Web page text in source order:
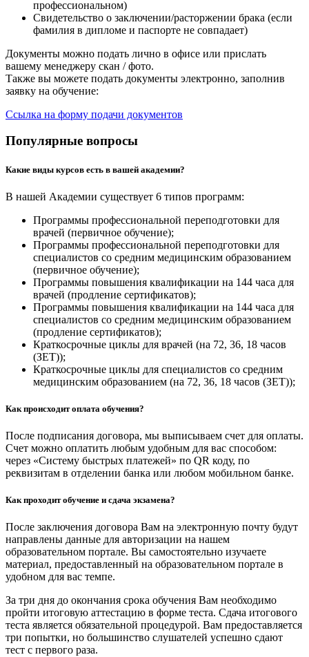
профессиональном)
Свидетельство о заключении/расторжении брака (если
фамилия в дипломе и паспорте не совпадает)
Документы можно подать лично в офисе или прислать
вашему менеджеру скан / фото.
Также вы можете подать документы электронно, заполнив
заявку на обучение:
Ссылка на форму подачи документов
Популярные вопросы
Какие виды курсов есть в вашей академии?
В нашей Академии существует 6 типов программ:
Программы профессиональной переподготовки для
врачей (первичное обучение);
Программы профессиональной переподготовки для
специалистов со средним медицинским образованием
(первичное обучение);
Программы повышения квалификации на 144 часа для
врачей (продление сертификатов);
Программы повышения квалификации на 144 часа для
специалистов со средним медицинским образованием
(продление сертификатов);
Краткосрочные циклы для врачей (на 72, 36, 18 часов
(ЗЕТ));
Краткосрочные циклы для специалистов со средним
медицинским образованием (на 72, 36, 18 часов (ЗЕТ));
Как происходит оплата обучения?
После подписания договора, мы выписываем счет для оплаты.
Счет можно оплатить любым удобным для вас способом:
через «Систему быстрых платежей» по QR коду, по
реквизитам в отделении банка или любом мобильном банке.
Как проходит обучение и сдача экзамена?
После заключения договора Вам на электронную почту будут
направлены данные для авторизации на нашем
образовательном портале. Вы самостоятельно изучаете
материал, предоставленный на образовательном портале в
удобном для вас темпе.
За три дня до окончания срока обучения Вам необходимо
пройти итоговую аттестацию в форме теста. Сдача итогового
теста является обязательной процедурой. Вам предоставляется
три попытки, но большинство слушателей успешно сдают
тест с первого раза.